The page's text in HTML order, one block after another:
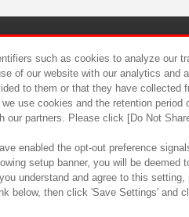
食品のご
such as cookies to analyze our
of our website with our analytics and
to them or that they have
use cookies and the retention
our partners. Please click [Do Not
enabled the opt-out preference
setup banner, you will be
understand and agree to this
below, then click 'Save Settings' and